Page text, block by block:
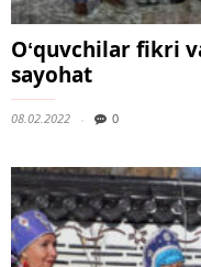
Oʻquvchilar fikri
sayohat
08.02.2022 0